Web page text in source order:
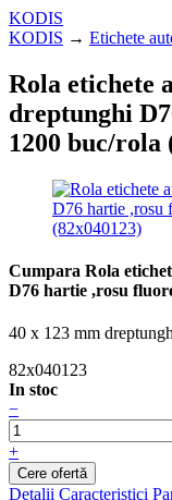
KODIS
KODIS → Etichete
Rola etichete
dreptunghi
1200 buc/rola
Cumpara Rola
D76 hartie ,rosu
40 x 123 mm
82x040123
In stoc
−
+
Detalii Caracteristici